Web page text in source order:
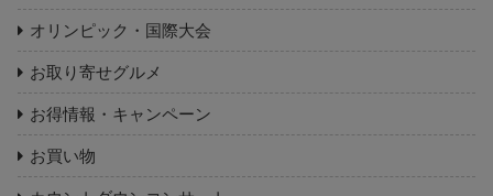
オリンピック・国際大会
お取り寄せグルメ
お得情報・キャンペーン
お買い物